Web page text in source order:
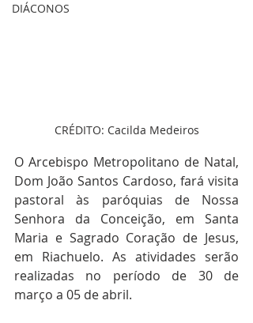
DIÁCONOS
CRÉDITO: Cacilda Medeiros
O Arcebispo Metropolitano de Natal,
Dom João Santos Cardoso, fará visita
pastoral às paróquias de Nossa
Senhora da Conceição, em Santa
Maria e Sagrado Coração de Jesus,
em Riachuelo. As atividades serão
realizadas no período de 30 de
março a 05 de abril.